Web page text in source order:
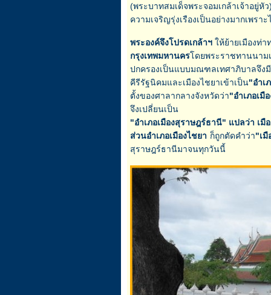
(พระบาทสมเด็จพระจอมเกล้าเจ้าอ
ความเจริญรุ่งเรืองเป็นอย่างมากเพร
พระองค์จึงโปรดเกล้าฯ ให้ย้ายเมืองท่
กรุงเทพมหานครโดยพระราชทานนาม
ปกครองเป็นแบบมณฑลเทศาภิบาลจึงมี
คีรีรัฐนิคมและเมืองไชยาเข้าเป็น"อำเ
ตั้งของศาลากลางจังหวัดว่า"อำเภอเมื
จึงเปลี่ยนเป็น
"อำเภอเมืองสุราษฎร์ธานี" แปลว่า เมื
ส่วนอำเภอเมืองไชยา ก็ถูกตัดคำว่า"เมื
สุราษฎร์ธานีมาจนทุกวันนี้